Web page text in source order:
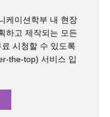
케이션학부 내 현장
하고 제작되는 모든
시청할 수 있도록
the-top) 서비스 입